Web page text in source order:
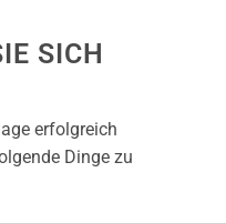
SICH
erfolgreich
Dinge zu